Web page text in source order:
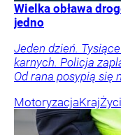
Wielka obława
jedno
Jeden dzień.
karnych. Policja
Od rana posypią się
MotoryzacjaKraj